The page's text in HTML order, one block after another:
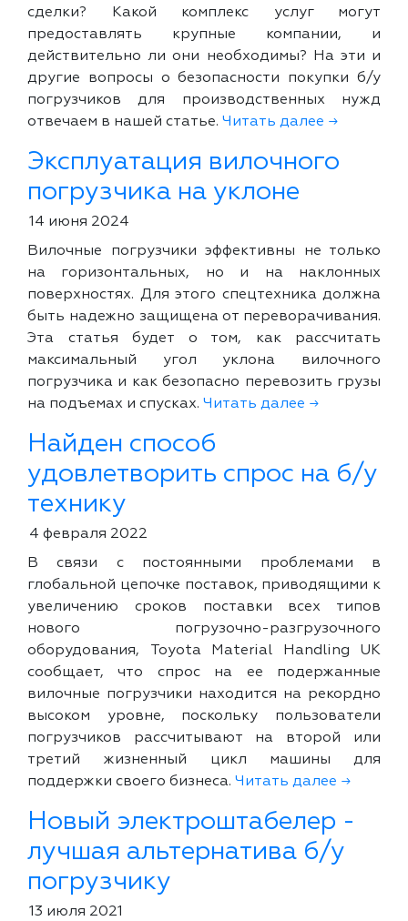
сделки? Какой комплекс услуг могут
предоставлять крупные компании, и
действительно ли они необходимы? На эти и
другие вопросы о безопасности покупки б/у
погрузчиков для производственных нужд
отвечаем в нашей статье. Читать далее →
Эксплуатация вилочного
погрузчика на уклоне
14 июня 2024
Вилочные погрузчики эффективны не только
на горизонтальных, но и на наклонных
поверхностях. Для этого спецтехника должна
быть надежно защищена от переворачивания.
Эта статья будет о том, как рассчитать
максимальный угол уклона вилочного
погрузчика и как безопасно перевозить грузы
на подъемах и спусках. Читать далее →
Найден способ
удовлетворить спрос на б/у
технику
4 февраля 2022
В связи с постоянными проблемами в
глобальной цепочке поставок, приводящими к
увеличению сроков поставки всех типов
нового погрузочно-разгрузочного
оборудования, Toyota Material Handling UK
сообщает, что спрос на ее подержанные
вилочные погрузчики находится на рекордно
высоком уровне, поскольку пользователи
погрузчиков рассчитывают на второй или
третий жизненный цикл машины для
поддержки своего бизнеса. Читать далее →
Новый электроштабелер -
лучшая альтернатива б/у
погрузчику
13 июля 2021